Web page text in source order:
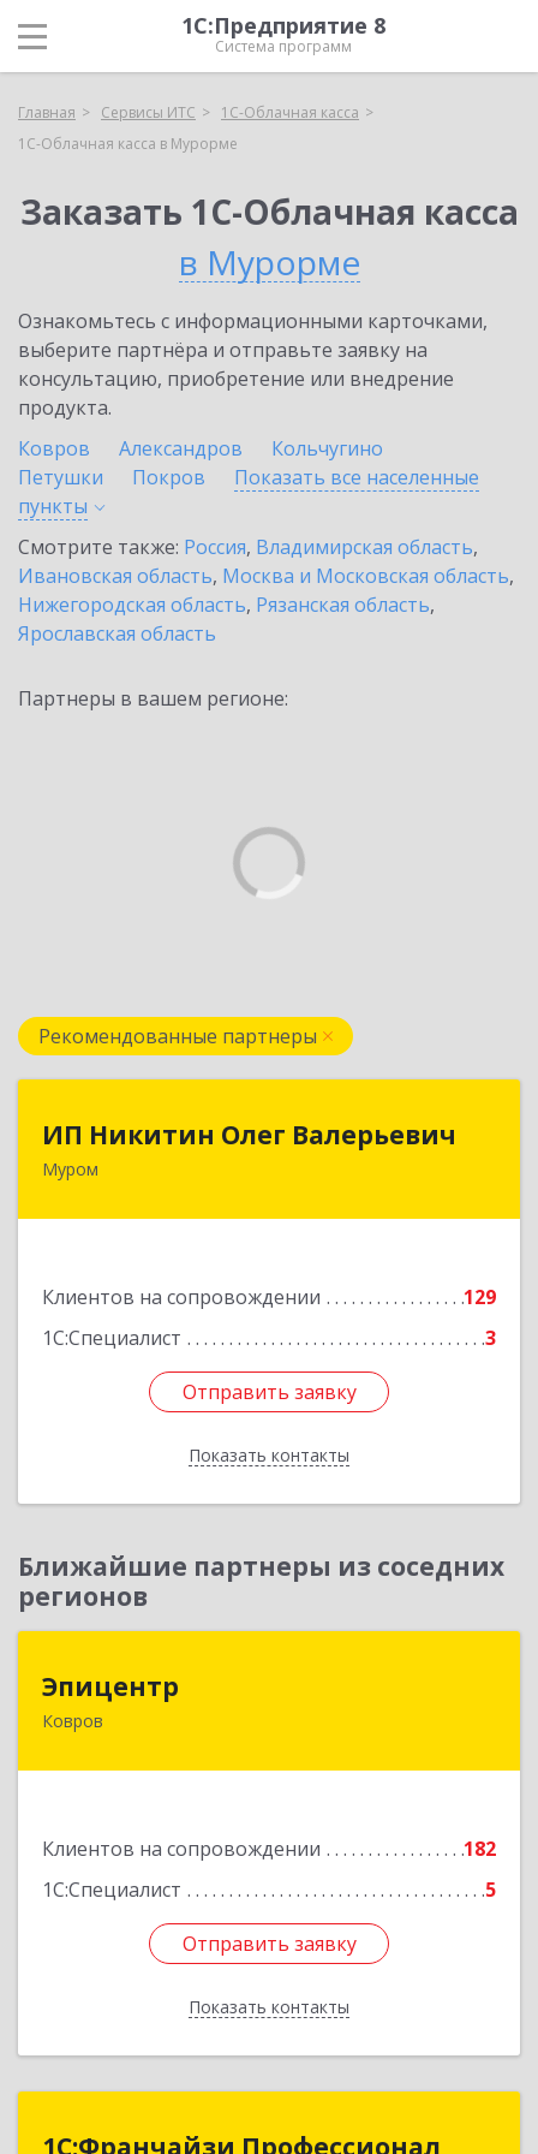
1С:Предприятие 8
Система программ
Главная Сервисы ИТС
1С-Облачная касса
1С-Облачная касса в Мурорме
Заказать 1С-Облачная касса
в Мурорме
Ознакомьтесь с информационными карточками,
выберите партнёра и отправьте заявку на
консультацию, приобретение или внедрение
продукта.
Ковров
Александров
Кольчугино
Петушки
Покров
Показать все населенные
пункты
Смотрите также: Россия, Владимирская область,
Ивановская область, Москва и Московская область,
Нижегородская область, Рязанская область,
Ярославская область
Партнеры в вашем регионе:
Рекомендованные партнеры
ИП Никитин Олег Валерьевич
Муром
Клиентов на сопровождении
129
1С:Специалист
3
Отправить заявку
Показать контакты
Отправить заявку
Назад
Ближайшие партнеры из соседних
регионов
Эпицентр
Ковров
Клиентов на сопровождении
182
1С:Специалист
5
Отправить заявку
Показать контакты
601900, Владимирская обл, Ковров г, Барсукова
Отправить заявку
Назад
1С:Франчайзи Профессионал
1С:Франчайзи Профессионал